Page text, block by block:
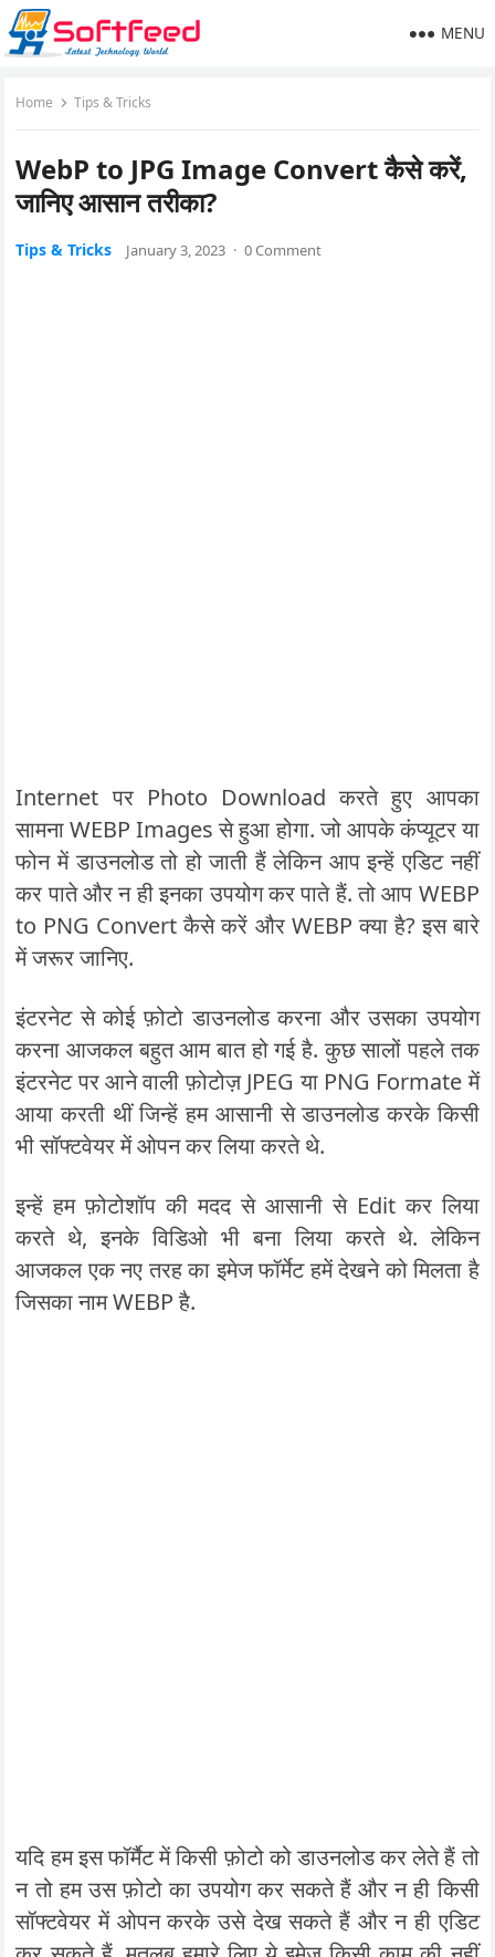
MENU
Home Tips & Tricks
WebP to JPG Image Convert कैसे करें,
जानिए आसान तरीका?
Tips & Tricks January 3, 2023 · 0 Comment
Internet पर Photo Download करते हुए आपका
सामना WEBP Images से हुआ होगा. जो आपके कंप्यूटर या
फोन में डाउनलोड तो हो जाती हैं लेकिन आप इन्हें एडिट नहीं
कर पाते और न ही इनका उपयोग कर पाते हैं. तो आप WEBP
to PNG Convert कैसे करें और WEBP क्या है? इस बारे
में जरूर जानिए.
इंटरनेट से कोई फ़ोटो डाउनलोड करना और उसका उपयोग
करना आजकल बहुत आम बात हो गई है. कुछ सालों पहले तक
इंटरनेट पर आने वाली फ़ोटोज़ JPEG या PNG Formate में
आया करती थीं जिन्हें हम आसानी से डाउनलोड करके किसी
भी सॉफ्टवेयर में ओपन कर लिया करते थे.
इन्हें हम फ़ोटोशॉप की मदद से आसानी से Edit कर लिया
करते थे, इनके विडिओ भी बना लिया करते थे. लेकिन
आजकल एक नए तरह का इमेज फॉर्मेट हमें देखने को मिलता है
जिसका नाम WEBP है.
यदि हम इस फॉर्मैट में किसी फ़ोटो को डाउनलोड कर लेते हैं तो
न तो हम उस फ़ोटो का उपयोग कर सकते हैं और न ही किसी
सॉफ्टवेयर में ओपन करके उसे देख सकते हैं और न ही एडिट